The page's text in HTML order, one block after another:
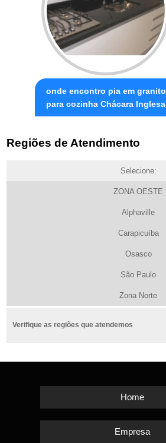
onde encontro pia em granito
para cozinha Chácara Inglesa
Regiões de Atendimento
Selecione:
ZONA OESTE
Alphaville
Carapicuíba
Osasco
São Paulo
Zona Norte
Verifique as regiões que atendemos
Home
Empresa